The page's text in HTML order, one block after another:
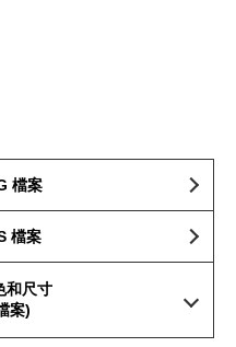
檔案
檔案
和尺寸
案)